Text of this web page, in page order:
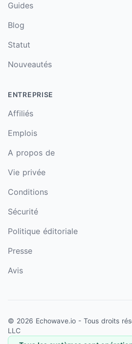
Guides
Blog
Statut
Nouveautés
ENTREPRISE
Affiliés
Emplois
A propos de
Vie privée
Conditions
Sécurité
Politique éditoriale
Presse
Avis
© 2026 Echowave.io - Tous droits
LLC